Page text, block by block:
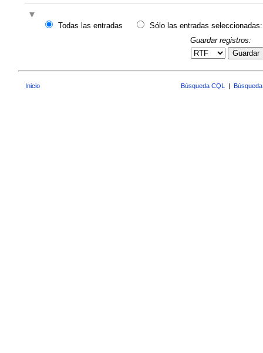
Todas las entradas
Sólo las entradas seleccionadas:
Guardar registros:
Guardar
Inicio Búsqueda CQL